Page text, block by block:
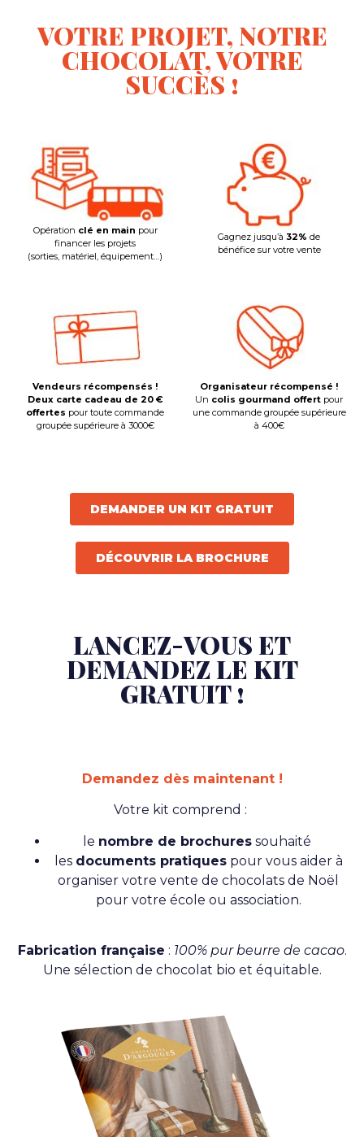
VOTRE PROJET, NOTRE
CHOCOLAT, VOTRE
SUCCÈS !
Opération clé en main pour
financer les projets
(sorties, matériel, équipement…)
Gagnez jusqu’à 32% de
bénéfice sur votre vente
Vendeurs récompensés !
Deux carte cadeau de 20 €
offertes pour toute commande
groupée supérieure à 3000€
Organisateur récompensé !
Un colis gourmand offert pour
une commande groupée supérieure
à 400€
DEMANDER UN KIT GRATUIT
DÉCOUVRIR LA BROCHURE
LANCEZ-VOUS ET
DEMANDEZ LE KIT
GRATUIT !
Demandez dès maintenant !
Votre kit comprend :
le nombre de brochuressouhaité
les documents pratiquespour vous aider à
organiser votre vente de chocolats de Noël
pour votre école ou association.
Fabrication française : 100% pur beurre de cacao.
Une sélection de chocolat bio et équitable.